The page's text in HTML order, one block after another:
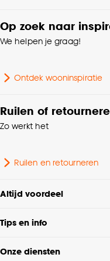
Interieurstijl
Standaard afmetingen
Op zoek naar
We helpen je graag!
Ontdek wooninspiratie
Ruilen of
Zo werkt het
Ruilen en retourneren
Altijd voordeel
Tips en info
Onze diensten